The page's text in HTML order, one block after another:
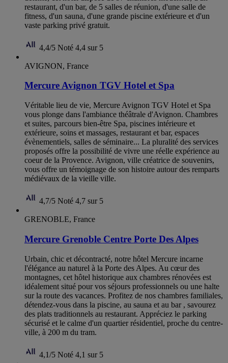
restaurant, d'un bar, de 5 salles de réunion, d'une salle de
fitness, d'un sauna, d'une grande piscine extérieure et d'un
vaste parking privé gratuit.
4,4/5 Noté 4,4 sur 5
AVIGNON, France
Mercure Avignon TGV Hotel et Spa
Véritable lieu de vie, Mercure Avignon TGV Hotel et Spa
vous plonge dans l'ambiance théâtrale d'Avignon. Chambres
et suites, parcours bien-être Spa, piscines intérieure et
extérieure, soins et massages, restaurant et bar, espaces
évènementiels, salles de séminaire... La pluralité des services
proposés offre la possibilité de vivre une réelle expérience au
coeur de la Provence. Avignon, ville créatrice de souvenirs,
vous offre un témoignage de son histoire autour des remparts
médiévaux de la vieille ville.
4,7/5 Noté 4,7 sur 5
GRENOBLE, France
Mercure Grenoble Centre Porte Des Alpes
Urbain, chic et décontracté, notre hôtel Mercure incarne
l'élégance au naturel à la Porte des Alpes. Au cœur des
montagnes, cet hôtel historique aux chambres rénovées est
idéalement situé pour vos séjours professionnels ou une halte
sur la route des vacances. Profitez de nos chambres familiales,
détendez-vous dans la piscine, au sauna et au bar , savourez
des plats traditionnels au restaurant. Appréciez le parking
sécurisé et le calme d'un quartier résidentiel, proche du centre-
ville, à 200 m du tram.
4,1/5 Noté 4,1 sur 5